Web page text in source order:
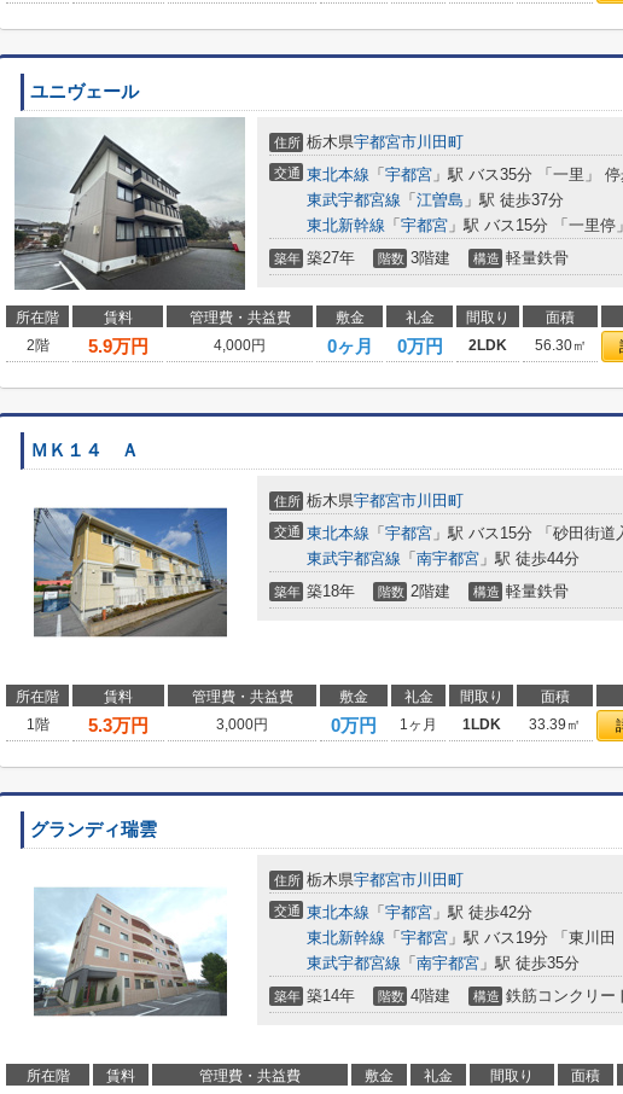
ユニヴェール
住所 栃木県宇都宮市川田町
交通 東北本線 「 宇都宮 」駅 バス35分 「一里」
東武宇都宮線 「 江曽島 」駅 徒歩37分
東北新幹線 「 宇都宮 」駅 バス15分 「一里停
築年 築27年 階数 3階建 構造 軽量鉄骨
所在階 賃料 管理費・共益費 敷金 礼金 間取り 面積
2階
5.9万円 4,000円 0ヶ月 0万円 2LDK 56.30㎡
ＭＫ１４ Ａ
住所 栃木県宇都宮市川田町
交通 東北本線 「 宇都宮 」駅 バス15分 「砂田街道
東武宇都宮線 「 南宇都宮 」駅 徒歩44分
築年 築18年 階数 2階建 構造 軽量鉄骨
所在階 賃料 管理費・共益費 敷金 礼金 間取り 面積
1階
5.3万円 3,000円 0万円 1ヶ月 1LDK 33.39㎡
グランディ瑞雲
住所 栃木県宇都宮市川田町
交通 東北本線 「 宇都宮 」駅 徒歩42分
東北新幹線 「 宇都宮 」駅 バス19分 「東川
東武宇都宮線 「 南宇都宮 」駅 徒歩35分
築年 築14年 階数 4階建 構造 鉄筋コンクリー
所在階 賃料 管理費・共益費 敷金 礼金 間取り 面積